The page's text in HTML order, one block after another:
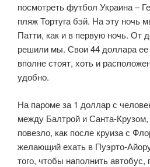
посмотреть футбол Украина –
пляж Тортуга бэй. На эту ночь
Патти, как и в первую ночь. От
решили мы. Свои 44 доллара
вполне стоят, хоть и
удобно.
На пароме за 1 доллар с
между Балтрой и Санта-
повезло, как после круиза с
желающий ехать в Пуэрто-
того, чтобы наполнить